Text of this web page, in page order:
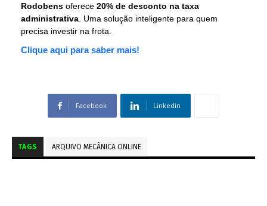
Rodobens oferece 20% de desconto na taxa
administrativa . Uma solução inteligente para quem
precisa investir na frota.
Clique aqui para saber mais!
Facebook Linkedin
TAGS ARQUIVO MECÂNICA ONLINE